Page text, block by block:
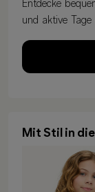
Entdecke
und aktive
Mit Stil in